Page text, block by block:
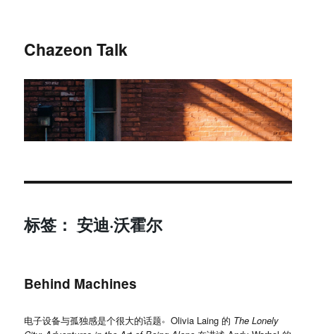
Chazeon Talk
标签 ： 安迪·沃霍尔
Behind Machines
电子设备与孤独感是个很大的话题。 Olivia Laing 的 The Lonely